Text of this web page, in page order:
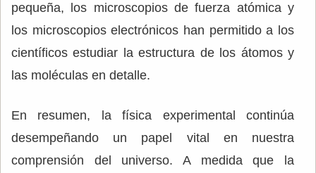
pequeña, los microscopios de fuerza atómica y
los microscopios electrónicos han permitido a los
científicos estudiar la estructura de los átomos y
las moléculas en detalle.
En resumen, la física experimental continúa
desempeñando un papel vital en nuestra
comprensión del universo. A medida que la